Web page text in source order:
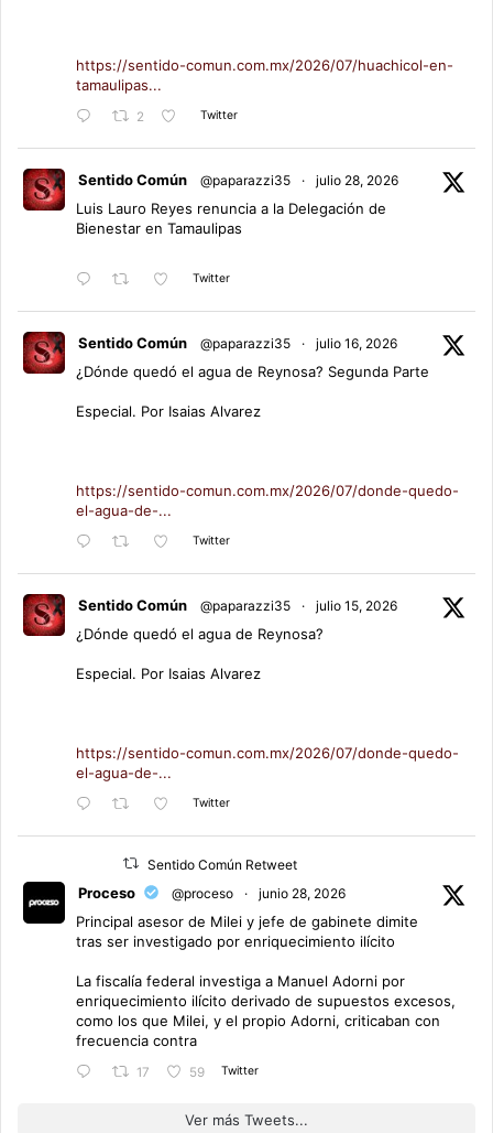
https://sentido-comun.com.mx/2026/07/huachicol-en-
tamaulipas...
2 Twitter
Sentido Común @paparazzi35 · julio 28, 2026
Luis Lauro Reyes renuncia a la Delegación de
Bienestar en Tamaulipas
Twitter
Sentido Común @paparazzi35 · julio 16, 2026
¿Dónde quedó el agua de Reynosa? Segunda Parte
Especial. Por Isaias Alvarez
https://sentido-comun.com.mx/2026/07/donde-quedo-
el-agua-de-...
Twitter
Sentido Común @paparazzi35 · julio 15, 2026
¿Dónde quedó el agua de Reynosa?
Especial. Por Isaias Alvarez
https://sentido-comun.com.mx/2026/07/donde-quedo-
el-agua-de-...
Twitter
Sentido Común Retweet
Proceso @proceso · junio 28, 2026
Principal asesor de Milei y jefe de gabinete dimite
tras ser investigado por enriquecimiento ilícito
La fiscalía federal investiga a Manuel Adorni por
enriquecimiento ilícito derivado de supuestos excesos,
como los que Milei, y el propio Adorni, criticaban con
frecuencia contra
17 59 Twitter
Ver más Tweets...